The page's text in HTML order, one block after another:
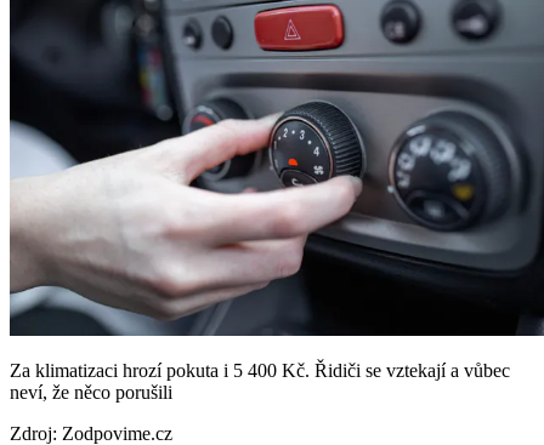
Za klimatizaci hrozí pokuta i 5 400 Kč. Řidiči se vztekají a vůbec
neví, že něco porušili
Zdroj: Zodpovime.cz